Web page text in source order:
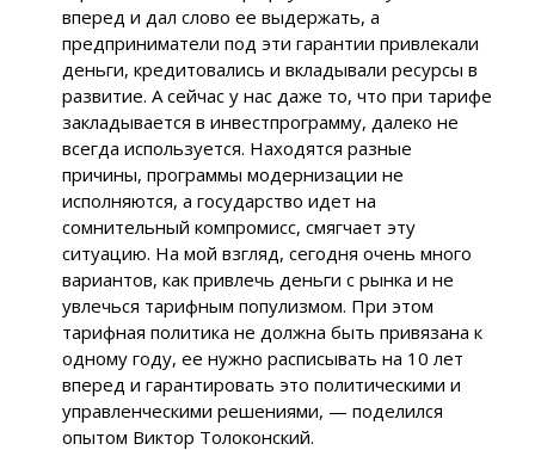
вперед и дал слово ее выдержать, а
предприниматели под эти гарантии привлекали
деньги, кредитовались и вкладывали ресурсы в
развитие. А сейчас у нас даже то, что при тарифе
закладывается в инвестпрограмму, далеко не
всегда используется. Находятся разные
причины, программы модернизации не
исполняются, а государство идет на
сомнительный компромисс, смягчает эту
ситуацию. На мой взгляд, сегодня очень много
вариантов, как привлечь деньги с рынка и не
увлечься тарифным популизмом. При этом
тарифная политика не должна быть привязана к
одному году, ее нужно расписывать на 10 лет
вперед и гарантировать это политическими и
управленческими решениями, — поделился
опытом Виктор Толоконский.